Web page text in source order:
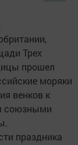
Трех
прошел
моряки
венков к
союзными
праздника